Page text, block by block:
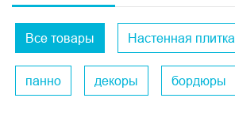
Все товары Настенная плитка
панно декоры бордюры